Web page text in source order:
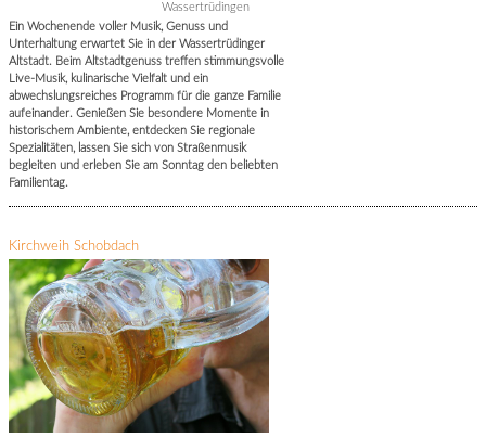
Wassertrüdingen
Ein Wochenende voller Musik, Genuss und
Unterhaltung erwartet Sie in der Wassertrüdinger
Altstadt. Beim Altstadtgenuss treffen stimmungsvolle
Live-Musik, kulinarische Vielfalt und ein
abwechslungsreiches Programm für die ganze Familie
aufeinander. Genießen Sie besondere Momente in
historischem Ambiente, entdecken Sie regionale
Spezialitäten, lassen Sie sich von Straßenmusik
begleiten und erleben Sie am Sonntag den beliebten
Familientag.
Kirchweih Schobdach